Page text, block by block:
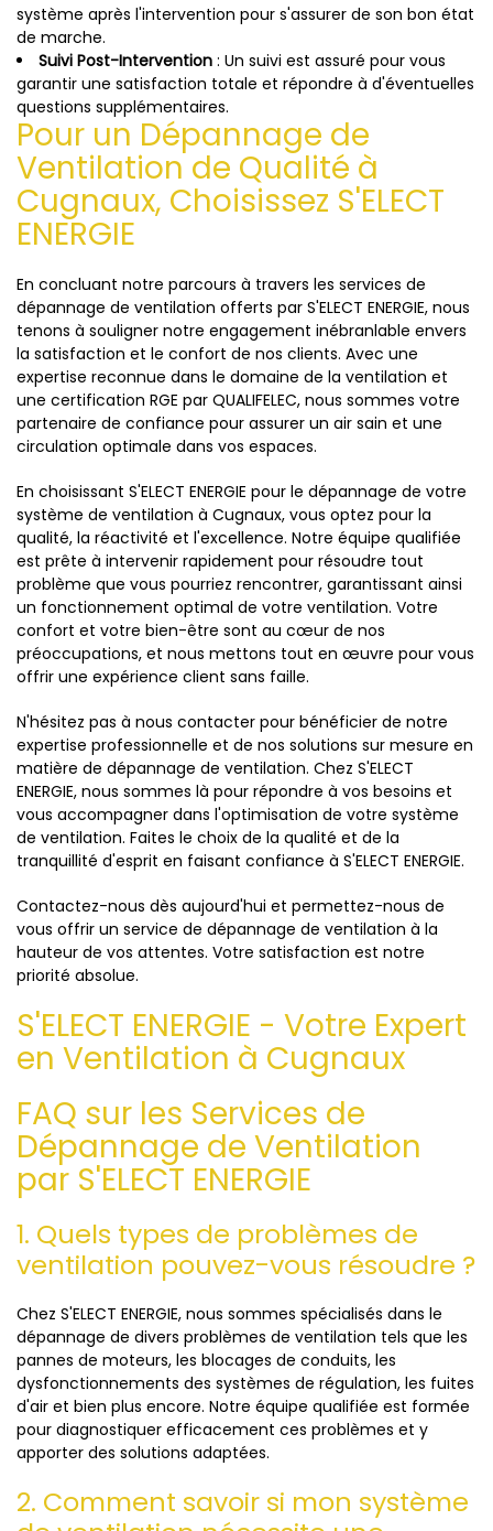
système après l'intervention pour s'assurer de son bon état
de marche.
Suivi Post-Intervention : Un suivi est assuré pour vous
garantir une satisfaction totale et répondre à d'éventuelles
questions supplémentaires.
Pour un Dépannage de
Ventilation de Qualité à
Cugnaux, Choisissez S'ELECT
ENERGIE
En concluant notre parcours à travers les services de
dépannage de ventilation offerts par S'ELECT ENERGIE, nous
tenons à souligner notre engagement inébranlable envers
la satisfaction et le confort de nos clients. Avec une
expertise reconnue dans le domaine de la ventilation et
une certification RGE par QUALIFELEC, nous sommes votre
partenaire de confiance pour assurer un air sain et une
circulation optimale dans vos espaces.
En choisissant S'ELECT ENERGIE pour le dépannage de votre
système de ventilation à Cugnaux, vous optez pour la
qualité, la réactivité et l'excellence. Notre équipe qualifiée
est prête à intervenir rapidement pour résoudre tout
problème que vous pourriez rencontrer, garantissant ainsi
un fonctionnement optimal de votre ventilation. Votre
confort et votre bien-être sont au cœur de nos
préoccupations, et nous mettons tout en œuvre pour vous
offrir une expérience client sans faille.
N'hésitez pas à nous contacter pour bénéficier de notre
expertise professionnelle et de nos solutions sur mesure en
matière de dépannage de ventilation. Chez S'ELECT
ENERGIE, nous sommes là pour répondre à vos besoins et
vous accompagner dans l'optimisation de votre système
de ventilation. Faites le choix de la qualité et de la
tranquillité d'esprit en faisant confiance à S'ELECT ENERGIE.
Contactez-nous dès aujourd'hui et permettez-nous de
vous offrir un service de dépannage de ventilation à la
hauteur de vos attentes. Votre satisfaction est notre
priorité absolue.
S'ELECT ENERGIE - Votre Expert
en Ventilation à Cugnaux
FAQ sur les Services de
Dépannage de Ventilation
par S'ELECT ENERGIE
1. Quels types de problèmes de
ventilation pouvez-vous résoudre ?
Chez S'ELECT ENERGIE, nous sommes spécialisés dans le
dépannage de divers problèmes de ventilation tels que les
pannes de moteurs, les blocages de conduits, les
dysfonctionnements des systèmes de régulation, les fuites
d'air et bien plus encore. Notre équipe qualifiée est formée
pour diagnostiquer efficacement ces problèmes et y
apporter des solutions adaptées.
2. Comment savoir si mon système